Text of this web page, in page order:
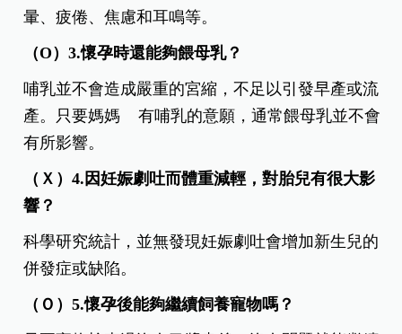
暈、疲倦、焦慮和耳鳴等。
（O）3.懷孕時還能夠餵母乳？
哺乳並不會造成嚴重的宮縮，不足以引發早產或流
產。只要媽媽 有哺乳的意願，通常餵母乳並不會
有所影響。
（Ｘ）4.因妊娠劇吐而體重減輕，對胎兒有很大影
響？
科學研究統計，並無發現妊娠劇吐會增加新生兒的
併發症或缺陷。
（Ｏ）5.懷孕後能夠繼續飼養寵物嗎？